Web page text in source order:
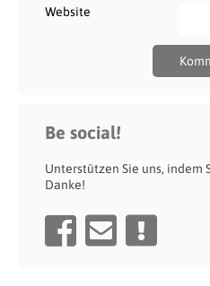
Website
Be social!
Unterstützen Sie uns, indem
Danke!